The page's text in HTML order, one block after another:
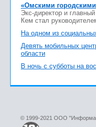
«Омскими
Экс-директор и
Кем стал
На одном из
Девять мобильных
области
В ночь с субботы на
© 1999-2021 ООО